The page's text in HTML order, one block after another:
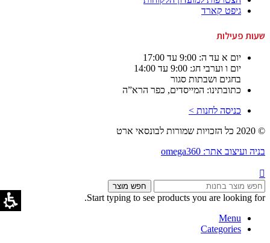
גיפט קארד
שעות פעילות
יום א עד ה: 9:00 עד 17:00
יום ו וערבי חג: 9:00 עד 14:00
בחגים ושבתות סגור
כתובתינו: המייסדים, כפר הרא”ה
כניסה לחנות >
© 2020 כל הזכויות שמורות לבונסאי ארט
בניה ועיצוב אתר: omega360
חפש מוצר
Start typing to see products you are looking for.
Menu
Categories